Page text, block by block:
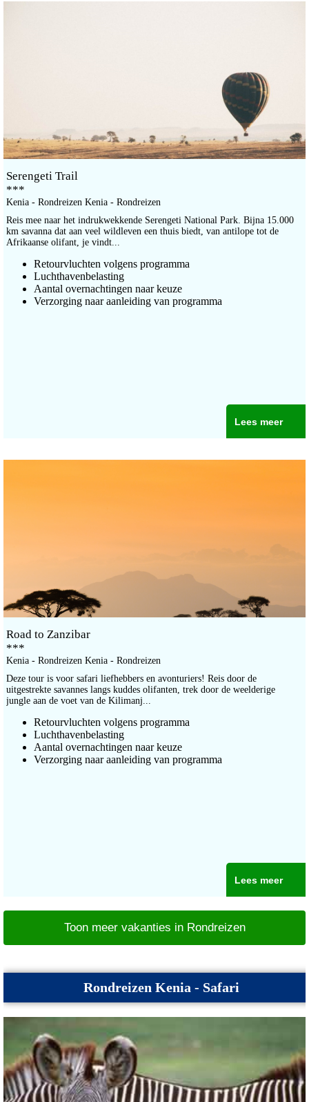
Serengeti Trail
***
Kenia - Rondreizen Kenia - Rondreizen
Reis mee naar het indrukwekkende Serengeti National Park. Bijna 15.000
km savanna dat aan veel wildleven een thuis biedt, van antilope tot de
Afrikaanse olifant, je vindt...
Retourvluchten volgens programma
Luchthavenbelasting
Aantal overnachtingen naar keuze
Verzorging naar aanleiding van programma
Lees meer
Road to Zanzibar
***
Kenia - Rondreizen Kenia - Rondreizen
Deze tour is voor safari liefhebbers en avonturiers! Reis door de
uitgestrekte savannes langs kuddes olifanten, trek door de weelderige
jungle aan de voet van de Kilimanj...
Retourvluchten volgens programma
Luchthavenbelasting
Aantal overnachtingen naar keuze
Verzorging naar aanleiding van programma
Lees meer
Toon meer vakanties in Rondreizen
Rondreizen Kenia - Safari